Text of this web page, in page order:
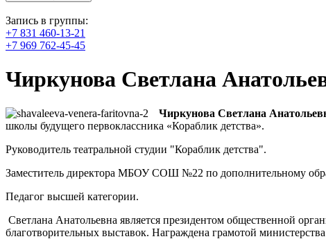
Запись в группы:
+7 831 460-13-21
+7 969 762-45-45
Чиркунова Светлана
Чиркунова Светлана
школы будущего первоклассника «Кораблик детства».
Руководитель театральной студии "Кораблик детства".
Заместитель директора МБОУ СОШ №22 по дополнительному
Педагог высшей категории.
Светлана Анатольевна является президентом общественной
благотворительных выставок. Награждена грамотой